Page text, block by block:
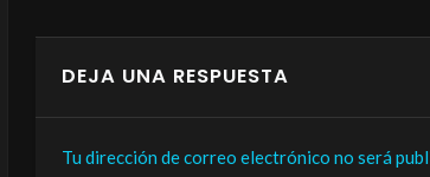
DEJA UNA RESPUESTA
Tu dirección de correo electrónico no será